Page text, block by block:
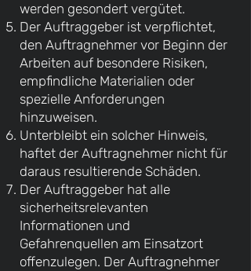
werden gesondert vergütet.
Der Auftraggeber ist verpflichtet,
den Auftragnehmer vor Beginn der
Arbeiten auf besondere Risiken,
empfindliche Materialien oder
spezielle Anforderungen
hinzuweisen.
Unterbleibt ein solcher Hinweis,
haftet der Auftragnehmer nicht für
daraus resultierende Schäden.
Der Auftraggeber hat alle
sicherheitsrelevanten
Informationen und
Gefahrenquellen am Einsatzort
offenzulegen. Der Auftragnehmer